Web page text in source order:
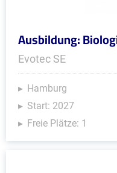
Ausbildung:
Evotec SE
Hamburg
Start: 2027
Freie Plätze: 1